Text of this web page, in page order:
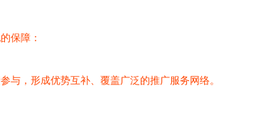
保障：
与，形成优势互补、覆盖广泛的推广服务网络。